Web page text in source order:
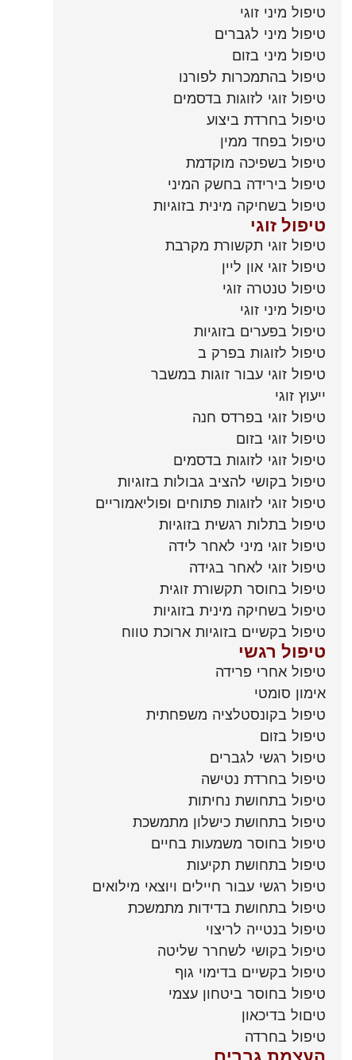
טיפול מיני זוגי
טיפול מיני לגברים
טיפול מיני בזום
טיפול בהתמכרות לפורנו
טיפול זוגי לזוגות בדסמים
טיפול בחרדת ביצוע
טיפול בפחד ממין
טיפול בשפיכה מוקדמת
טיפול בירידה בחשק המיני
טיפול בשחיקה מינית בזוגיות
טיפול זוגי
טיפול זוגי תקשורת מקרבת
טיפול זוגי און ליין
טיפול טנטרה זוגי
טיפול מיני זוגי
טיפול בפערים בזוגיות
טיפול לזוגות בפרק ב
טיפול זוגי עבור זוגות במשבר
ייעוץ זוגי
טיפול זוגי בפרדס חנה
טיפול זוגי בזום
טיפול זוגי לזוגות בדסמים
טיפול בקושי להציב גבולות בזוגיות
טיפול זוגי לזוגות פתוחים ופוליאמוריים
טיפול בתלות רגשית בזוגיות
טיפול זוגי מיני לאחר לידה
טיפול זוגי לאחר בגידה
טיפול בחוסר תקשורת זוגית
טיפול בשחיקה מינית בזוגיות
טיפול בקשיים בזוגיות ארוכת טווח
טיפול רגשי
טיפול אחרי פרידה
אימון סומטי
טיפול בקונסטלציה משפחתית
טיפול בזום
טיפול רגשי לגברים
טיפול בחרדת נטישה
טיפול בתחושת נחיתות
טיפול בתחושת כישלון מתמשכת
טיפול בחוסר משמעות בחיים
טיפול בתחושת תקיעות
טיפול רגשי עבור חיילים ויוצאי מילואים
טיפול בתחושת בדידות מתמשכת
טיפול בנטייה לריצוי
טיפול בקושי לשחרר שליטה
טיפול בקשיים בדימוי גוף
טיפול בחוסר ביטחון עצמי
טיםול בדיכאון
טיפול בחרדה